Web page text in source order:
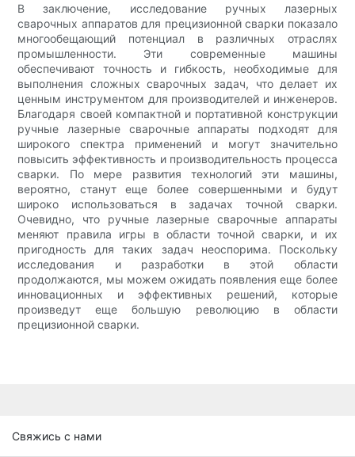
В заключение, исследование ручных лазерных
сварочных аппаратов для прецизионной сварки показало
многообещающий потенциал в различных отраслях
промышленности. Эти современные машины
обеспечивают точность и гибкость, необходимые для
выполнения сложных сварочных задач, что делает их
ценным инструментом для производителей и инженеров.
Благодаря своей компактной и портативной конструкции
ручные лазерные сварочные аппараты подходят для
широкого спектра применений и могут значительно
повысить эффективность и производительность процесса
сварки. По мере развития технологий эти машины,
вероятно, станут еще более совершенными и будут
широко использоваться в задачах точной сварки.
Очевидно, что ручные лазерные сварочные аппараты
меняют правила игры в области точной сварки, и их
пригодность для таких задач неоспорима. Поскольку
исследования и разработки в этой области
продолжаются, мы можем ожидать появления еще более
инновационных и эффективных решений, которые
произведут еще большую революцию в области
прецизионной сварки.
Свяжись с нами